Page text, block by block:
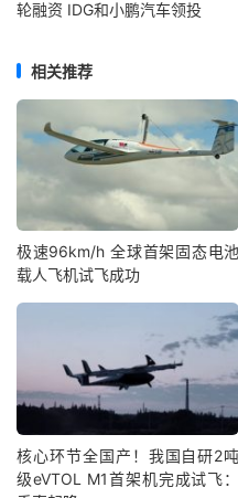
轮融资 IDG和小鹏汽车领投
相关推荐
极速96km/h 全球首架固态电池
载人飞机试飞成功
核心环节全国产！我国自研2吨
级eVTOL M1首架机完成试飞：